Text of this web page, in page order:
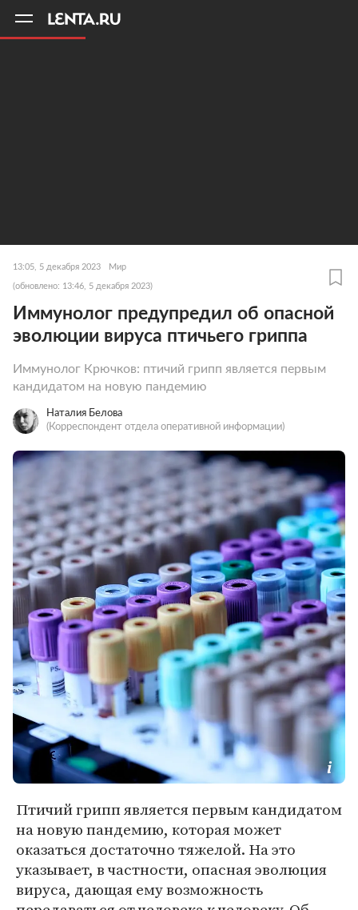
13:05, 5 декабря 2023 Мир
(обновлено: 13:46, 5 декабря 2023)
Иммунолог предупредил об опасной
эволюции вируса птичьего гриппа
Иммунолог Крючков: птичий грипп является первым
кандидатом на новую пандемию
Наталия Белова
(Корреспондент отдела оперативной информации)
Птичий грипп является первым кандидатом
на новую пандемию, которая может
оказаться достаточно тяжелой. На это
указывает, в частности, опасная эволюция
вируса, дающая ему возможность